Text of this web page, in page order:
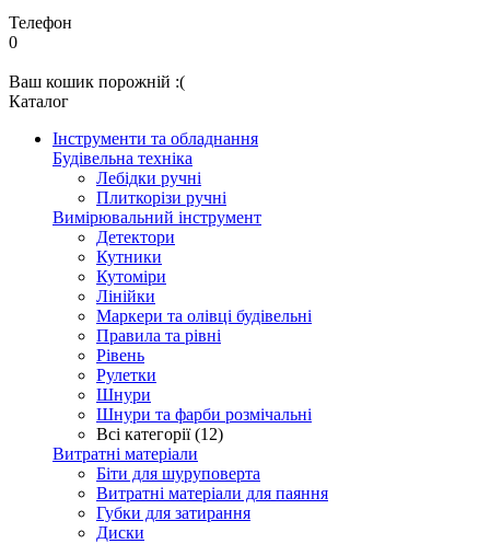
Телефон
0
Ваш кошик порожній :(
Каталог
Інструменти та обладнання
Будівельна техніка
Лебідки ручні
Плиткорізи ручні
Вимірювальний інструмент
Детектори
Кутники
Кутоміри
Лінійки
Маркери та олівці будівельні
Правила та рівні
Рівень
Рулетки
Шнури
Шнури та фарби розмічальні
Всі категорії (12)
Витратні матеріали
Біти для шуруповерта
Витратні матеріали для паяння
Губки для затирання
Диски